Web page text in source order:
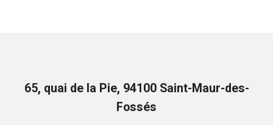
65, quai de la Pie, 94100 Saint-Maur-des-
Fossés